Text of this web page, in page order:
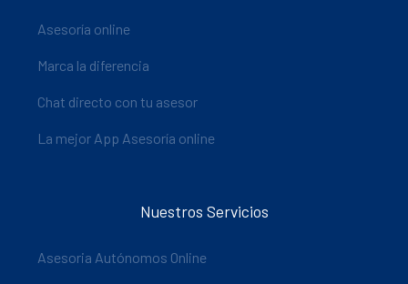
Asesoría online
Marca la diferencia
Chat directo con tu asesor
La mejor App Asesoría online
Nuestros Servicios
Asesoria Autónomos Online